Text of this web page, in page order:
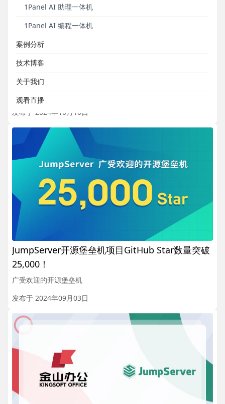
1Panel AI 助理一体机
1Panel AI 编程一体机
案例分析
技术博客
关于我们
观看直播
操作教程｜JumpServer使用Linux操作系统发布虚
拟应用
发布于 2024年10月10日
JumpServer开源堡垒机项目GitHub Star数量突破
25,000！
广受欢迎的开源堡垒机
发布于 2024年09月03日